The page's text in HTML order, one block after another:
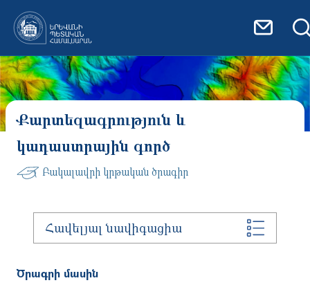
Քարտեզագրություն և
կադաստրային գործ
Բակալավրի կրթական ծրագիր
Հավելյալ նավիգացիա
Ծրագրի մասին